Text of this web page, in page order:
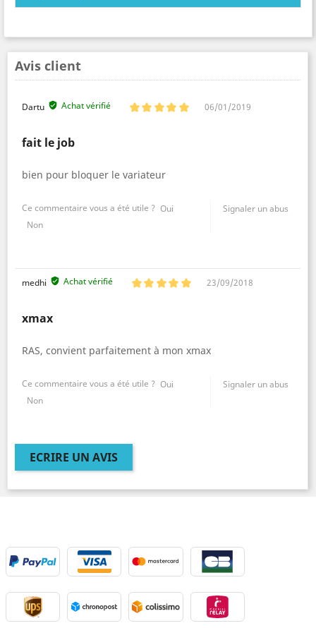
Avis client
Dartu Achat vérifié 06/01/2019
fait le job
bien pour bloquer le variateur
Ce commentaire vous a été utile ? Oui
Non
Signaler un abus
medhi Achat vérifié 23/09/2018
xmax
RAS, convient parfaitement à mon xmax
Ce commentaire vous a été utile ? Oui
Non
Signaler un abus
ECRIRE UN AVIS